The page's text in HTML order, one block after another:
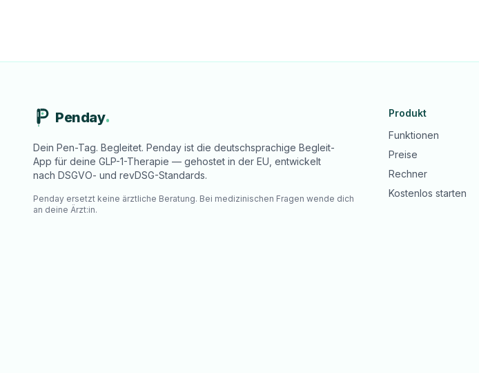
Penday
Dein Pen-Tag. Begleitet. Penday ist die deutschsprachige Begleit-
App für deine GLP-1-Therapie — gehostet in der EU, entwickelt
nach DSGVO- und revDSG-Standards.
Penday ersetzt keine ärztliche Beratung. Bei medizinischen Fragen wende dich
an deine Ärzt:in.
Produkt
Funktionen
Preise
Rechner
Kostenlos starten